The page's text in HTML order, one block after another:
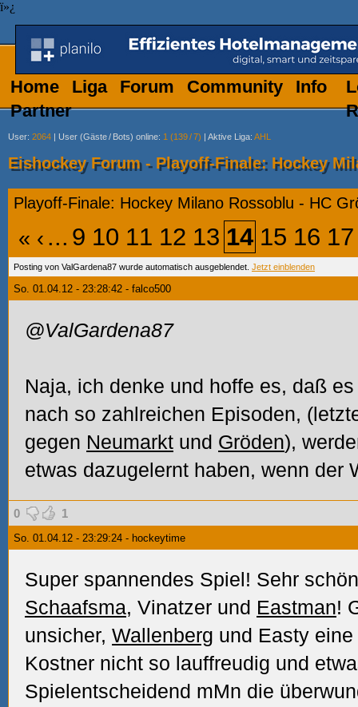
ï»¿
Home Liga Forum Community
Info
Partner
User: 2064 | User (Gäste/ Bots) online: 1 (139/7) | Aktive Liga: AHL
Eishockey Forum - Playoff-Finale: Hockey
Playoff-Finale: Hockey Milano Rossoblu - HC
« ‹ ... 9 10 11 12 13 14 15 16 17
Posting von ValGardena87 wurde automatisch ausgeblendet. Jetzt einblenden
So. 01.04.12 - 23:28:42 - falco500
@ValGardena87
Naja, ich denke und hoffe es, daß
nach so zahlreichen Episoden,
gegen Neumarkt und Gröden),
etwas dazugelernt haben, wenn der
0 1
So. 01.04.12 - 23:29:24 - hockeytime
Super spannendes Spiel! Sehr
Schaafsma, Vinatzer und Eastman!
unsicher, Wallenberg und Easty
Kostner nicht so lauffreudig und
Spielentscheidend mMn die